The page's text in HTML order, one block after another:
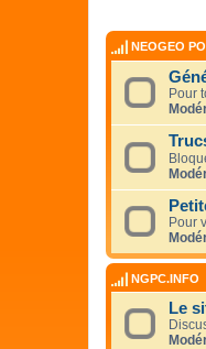
NEOGEO
Pour
Pour
NGPC.INFO
Le